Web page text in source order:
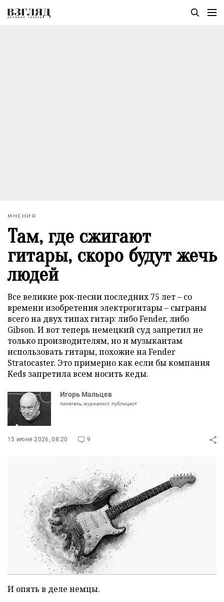
МНЕНИЯ
Там, где сжигают
гитары, скоро будут жечь
людей
Все великие рок-песни последних 75 лет – со
времени изобретения электрогитары – сыграны
всего на двух типах гитар: либо Fender, либо
Gibson. И вот теперь немецкий суд запретил не
только производителям, но и музыкантам
использовать гитары, похожие на Fender
Stratoсaster. Это примерно как если бы компания
Keds запретила всем носить кеды.
Игорь Мальцев
писатель, журналист, публицист
15 июня 2026, 08:20 9
И опять в деле немцы.